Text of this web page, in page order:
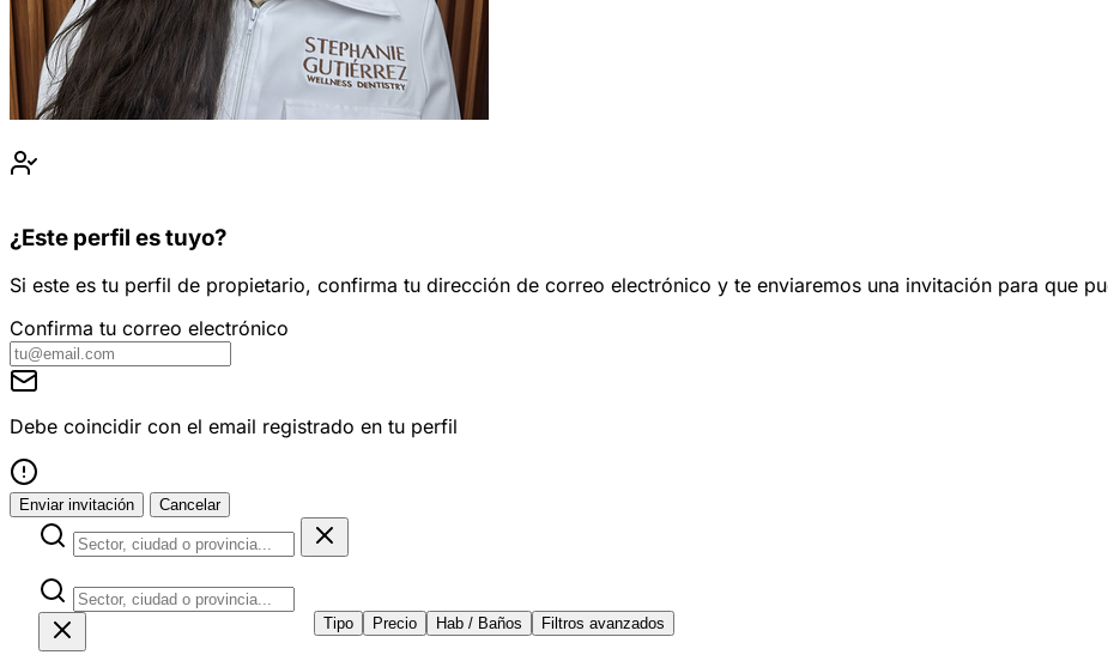
¿Este perfil es tuyo?
Si este es tu perfil de propietario, confirma tu dirección de correo electrónico y te enviaremos una invitación para que
Confirma tu correo electrónico
Debe coincidir con el email registrado en tu perfil
Enviar invitación Cancelar
Tipo Precio Hab / Baños Filtros avanzados